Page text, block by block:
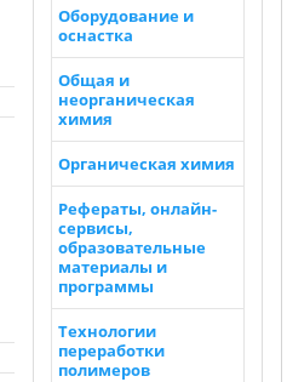
Оборудование и
оснастка
Общая и
неорганическая
химия
Органическая химия
Рефераты, онлайн-
сервисы,
образовательные
материалы и
программы
Технологии
переработки
полимеров